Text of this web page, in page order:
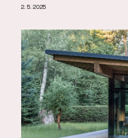
2. 5. 2025